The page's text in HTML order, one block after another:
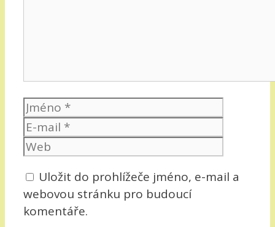
Jméno
mail
Uložit do prohlížeče jméno, e-mail a
webovou stránku pro budoucí
komentáře.